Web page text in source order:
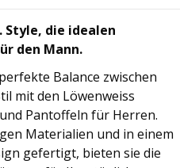
Style, die idealen
den Mann.
Balance zwischen
mit den Löwenweiss
Pantoffeln für Herren.
Materialien und in einem
gefertigt, bieten sie die